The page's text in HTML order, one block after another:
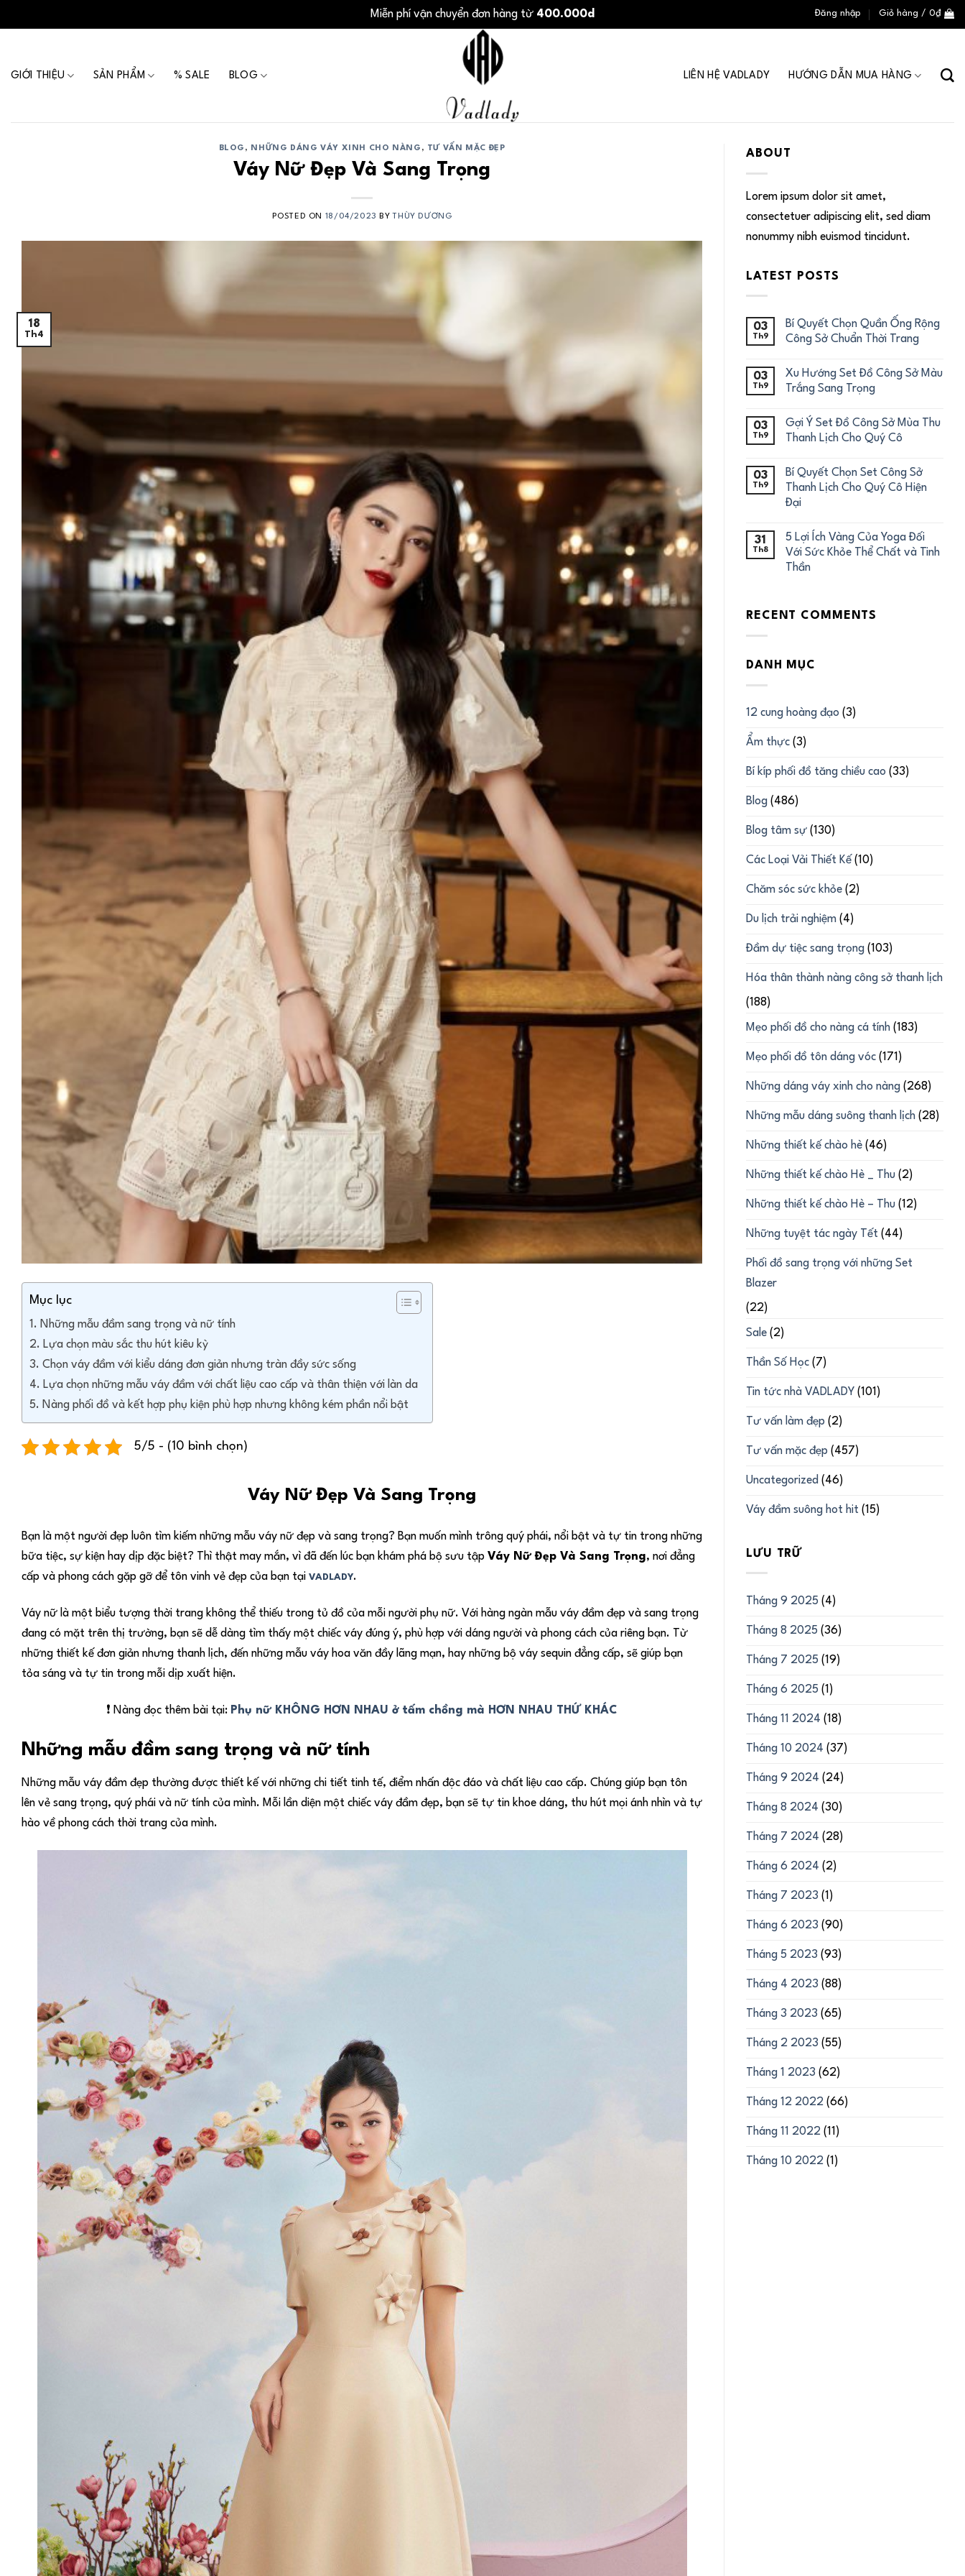
to
Miễn phí vận chuyển đơn hàng từ 400.000d Đăng nhập Giỏ hàng / 0₫
GIỚI THIỆU SẢN PHẨM % SALE BLOG LIÊN HỆ VADLADY HƯỚNG DẪN MUA HÀNG
BLOG , NHỮNG DÁNG VÁY XINH CHO NÀNG , TƯ VẤN MẶC ĐẸP
Váy Nữ Đẹp Và Sang Trọng
POSTED ON 18/04/2023 BY THÙY DƯƠNG
18
Th4
Mục lục
Những mẫu đầm sang trọng và nữ tính
Lựa chọn màu sắc thu hút kiêu kỳ
Chọn váy đầm với kiểu dáng đơn giản nhưng tràn đầy sức sống
Lựa chọn những mẫu váy đầm với chất liệu cao cấp và thân thiện với làn da
Nàng phối đồ và kết hợp phụ kiện phù hợp nhưng không kém phần nổi bật
5/5 - (10 bình chọn)
Váy Nữ Đẹp Và Sang Trọng
Bạn là một người đẹp luôn tìm kiếm những mẫu váy nữ đẹp và sang trọng? Bạn muốn mình trông quý phái, nổi bật và tự tin trong những
bữa tiệc, sự kiện hay dịp đặc biệt? Thì thật may mắn, vì đã đến lúc bạn khám phá bộ sưu tập Váy Nữ Đẹp Và Sang Trọng, nơi đẳng
cấp và phong cách gặp gỡ để tôn vinh vẻ đẹp của bạn tại VADLADY.
Váy nữ là một biểu tượng thời trang không thể thiếu trong tủ đồ của mỗi người phụ nữ. Với hàng ngàn mẫu váy đầm đẹp và sang trọng
đang có mặt trên thị trường, bạn sẽ dễ dàng tìm thấy một chiếc váy đúng ý, phù hợp với dáng người và phong cách của riêng bạn. Từ
những thiết kế đơn giản nhưng thanh lịch, đến những mẫu váy hoa văn đầy lãng mạn, hay những bộ váy sequin đẳng cấp, sẽ giúp bạn
tỏa sáng và tự tin trong mỗi dịp xuất hiện.
❗ Nàng đọc thêm bài tại: Phụ nữ KHÔNG HƠN NHAU ở tấm chồng mà HƠN NHAU THỨ KHÁC
Những mẫu đầm sang trọng và nữ tính
Những mẫu váy đầm đẹp thường được thiết kế với những chi tiết tinh tế, điểm nhấn độc đáo và chất liệu cao cấp. Chúng giúp bạn tôn
lên vẻ sang trọng, quý phái và nữ tính của mình. Mỗi lần diện một chiếc váy đầm đẹp, bạn sẽ tự tin khoe dáng, thu hút mọi ánh nhìn và tự
hào về phong cách thời trang của mình.
ABOUT
Lorem ipsum dolor sit amet,
consectetuer adipiscing elit, sed diam
nonummy nibh euismod tincidunt.
LATEST POSTS
03
Th9
Bí Quyết Chọn Quần Ống Rộng
Công Sở Chuẩn Thời Trang
03
Th9
Xu Hướng Set Đồ Công Sở Màu
Trắng Sang Trọng
03
Th9
Gợi Ý Set Đồ Công Sở Mùa Thu
Thanh Lịch Cho Quý Cô
03
Th9
Bí Quyết Chọn Set Công Sở
Thanh Lịch Cho Quý Cô Hiện
Đại
31
Th8
5 Lợi Ích Vàng Của Yoga Đối
Với Sức Khỏe Thể Chất và Tinh
Thần
RECENT COMMENTS
DANH MỤC
12 cung hoàng đạo (3)
Ẩm thực (3)
Bí kíp phối đồ tăng chiều cao (33)
Blog (486)
Blog tâm sự (130)
Các Loại Vải Thiết Kế (10)
Chăm sóc sức khỏe (2)
Du lịch trải nghiệm (4)
Đầm dự tiệc sang trọng (103)
Hóa thân thành nàng công sở thanh lịch
(188)
Mẹo phối đồ cho nàng cá tính (183)
Mẹo phối đồ tôn dáng vóc (171)
Những dáng váy xinh cho nàng (268)
Những mẫu dáng suông thanh lịch (28)
Những thiết kế chào hè (46)
Những thiết kế chào Hè _ Thu (2)
Những thiết kế chào Hè – Thu (12)
Những tuyệt tác ngày Tết (44)
Phối đồ sang trọng với những Set
Blazer
(22)
Sale (2)
Thần Số Học (7)
Tin tức nhà VADLADY (101)
Tư vấn làm đẹp (2)
Tư vấn mặc đẹp (457)
Uncategorized (46)
Váy đầm suông hot hit (15)
LƯU TRỮ
Tháng 9 2025 (4)
Tháng 8 2025 (36)
Tháng 7 2025 (19)
Tháng 6 2025 (1)
Tháng 11 2024 (18)
Tháng 10 2024 (37)
Tháng 9 2024 (24)
Tháng 8 2024 (30)
Tháng 7 2024 (28)
Tháng 6 2024 (2)
Tháng 7 2023 (1)
Tháng 6 2023 (90)
Tháng 5 2023 (93)
Tháng 4 2023 (88)
Tháng 3 2023 (65)
Tháng 2 2023 (55)
Tháng 1 2023 (62)
Tháng 12 2022 (66)
Tháng 11 2022 (11)
Tháng 10 2022 (1)